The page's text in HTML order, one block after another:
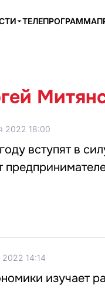
ТЕЛЕПРОГРАММА
2022 18:00
вступят в
2022 14:14
изучает